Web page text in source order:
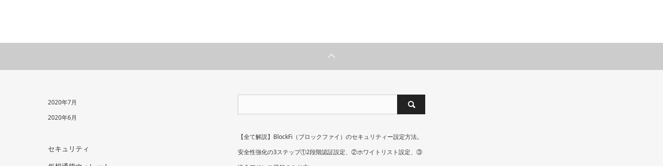
2020年7月
2020年6月
セキュリティ
【全て解説】BlockFi（ブロックファイ）のセキュリティー設定方法。
安全性強化の3ステップ①2段階認証設定、②ホワイトリスト設定、③